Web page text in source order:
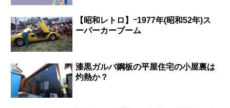
【昭和レトロ】ｰ1977年(昭和52年)ス
ーパーカーブーム
漆黒ガルバ鋼板の平屋住宅の小屋裏は
灼熱か？